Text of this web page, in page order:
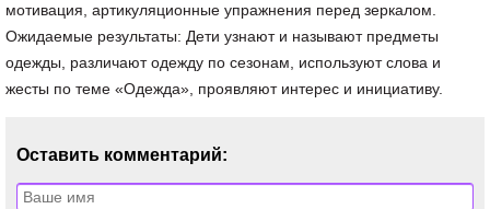
мотивация, артикуляционные упражнения перед зеркалом.
Ожидаемые результаты: Дети узнают и называют предметы
одежды, различают одежду по сезонам, используют слова и
жесты по теме «Одежда», проявляют интерес и инициативу.
Оставить комментарий: